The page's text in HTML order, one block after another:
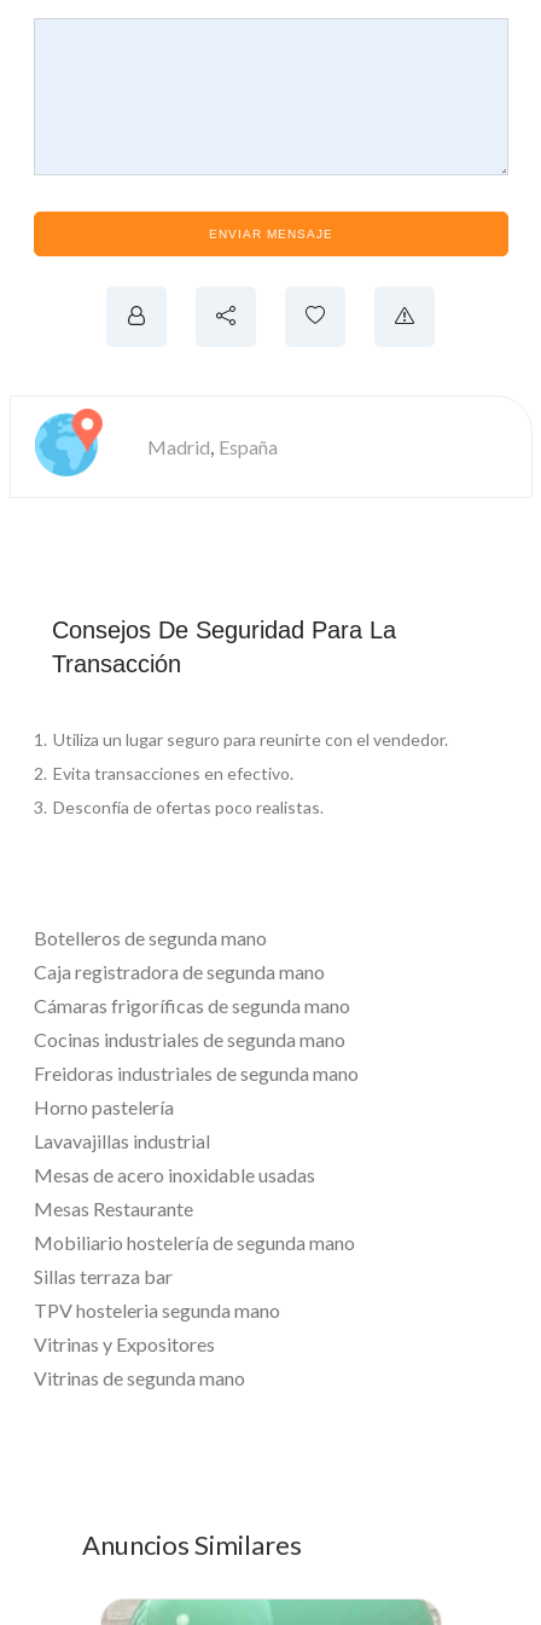
ENVIAR MENSAJE
Madrid, España
Consejos De Seguridad Para La
Transacción
Utiliza un lugar seguro para reunirte con el vendedor.
Evita transacciones en efectivo.
Desconfía de ofertas poco realistas.
Botelleros de segunda mano
Caja registradora de segunda mano
Cámaras frigoríficas de segunda mano
Cocinas industriales de segunda mano
Freidoras industriales de segunda mano
Horno pastelería
Lavavajillas industrial
Mesas de acero inoxidable usadas
Mesas Restaurante
Mobiliario hostelería de segunda mano
Sillas terraza bar
TPV hosteleria segunda mano
Vitrinas y Expositores
Vitrinas de segunda mano
Anuncios Similares